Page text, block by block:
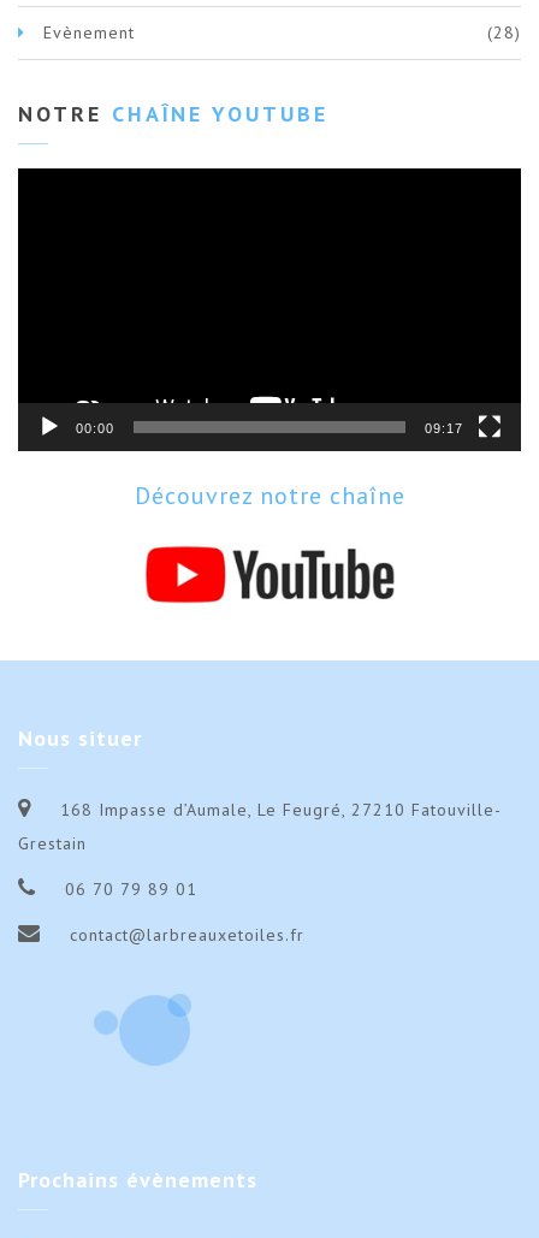
Evènement (28)
NOTRE CHAÎNE YOUTUBE
00:00 09:17
Découvrez notre chaîne
Nous situer
168 Impasse d’Aumale, Le Feugré, 27210 Fatouville-
Grestain
06 70 79 89 01
contact@larbreauxetoiles.fr
Prochains évènements